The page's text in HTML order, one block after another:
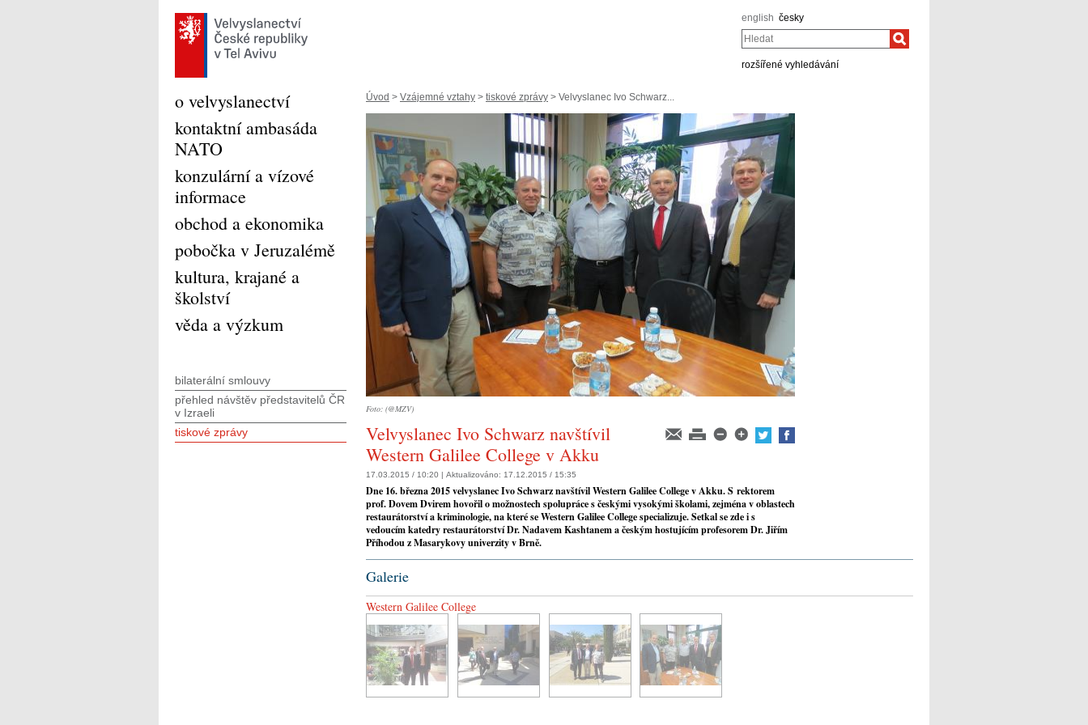
english česky
Hledat
rozšířené vyhledávání
Úvod > Vzájemné vztahy > tiskové zprávy > Velvyslanec Ivo Schwarz...
Foto: (@MZV)
Velvyslanec Ivo Schwarz navštívil
Western Galilee College v Akku
17.03.2015 / 10:20 | Aktualizováno: 17.12.2015 / 15:35
Dne 16. března 2015 velvyslanec Ivo Schwarz navštívil Western Galilee College v Akku. S rektorem
prof. Dovem Dvirem hovořil o možnostech spolupráce s českými vysokými školami, zejména v oblastech
restaurátorství a kriminologie, na které se Western Galilee College specializuje. Setkal se zde i s
vedoucím katedry restaurátorství Dr. Nadavem Kashtanem a českým hostujícím profesorem Dr. Jiřím
Příhodou z Masarykovy univerzity v Brně.
Galerie
Western Galilee College
o velvyslanectví
kontaktní ambasáda
NATO
konzulární a vízové
informace
obchod a ekonomika
pobočka v Jeruzalémě
kultura, krajané a
školství
věda a výzkum
bilaterální smlouvy
přehled návštěv představitelů ČR
v Izraeli
tiskové zprávy